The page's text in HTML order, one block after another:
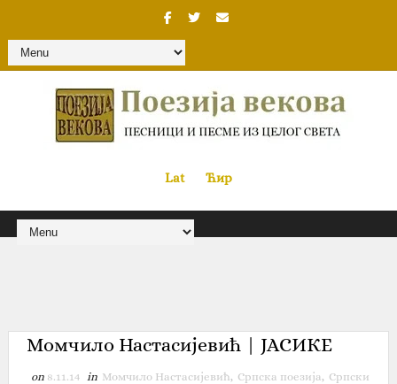
Lat« Ћир
Момчило Настасијевић | ЈАСИКЕ
on 8.11.14 in Момчило Настасијевић, Српска поезија, Српски